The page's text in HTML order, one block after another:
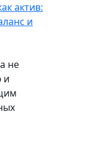
актив:
и
не
и